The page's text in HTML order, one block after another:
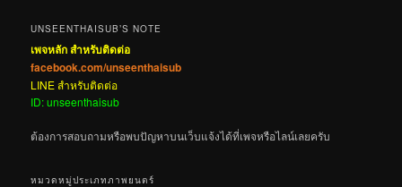
UNSEENTHAISUB’S NOTE
เพจหลัก สำหรับติดต่อ
facebook.com/unseenthaisub
LINE สำหรับติดต่อ
ID: unseenthaisub
ต้องการสอบถามหรือพบปัญหาบนเว็บแจ้งได้ที่เพจหรือไลน์เลยครับ
หมวดหมู่ประเภทภาพยนตร์